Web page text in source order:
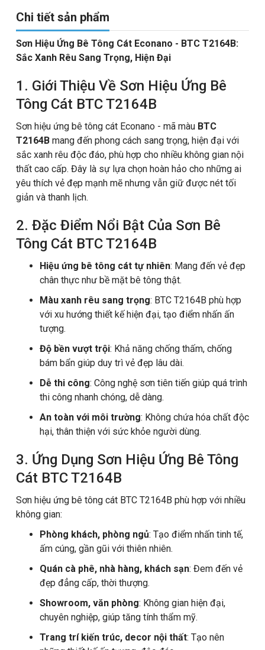
Chi tiết sản phẩm
Sơn Hiệu Ứng Bê Tông Cát Econano - BTC T2164B:
Sắc Xanh Rêu Sang Trọng, Hiện Đại
1. Giới Thiệu Về Sơn Hiệu Ứng Bê
Tông Cát BTC T2164B
Sơn hiệu ứng bê tông cát Econano - mã màu BTC
T2164B mang đến phong cách sang trọng, hiện đại với
sắc xanh rêu độc đáo, phù hợp cho nhiều không gian nội
thất cao cấp. Đây là sự lựa chọn hoàn hảo cho những ai
yêu thích vẻ đẹp mạnh mẽ nhưng vẫn giữ được nét tối
giản và thanh lịch.
2. Đặc Điểm Nổi Bật Của Sơn Bê
Tông Cát BTC T2164B
Hiệu ứng bê tông cát tự nhiên: Mang đến vẻ đẹp
chân thực như bề mặt bê tông thật.
Màu xanh rêu sang trọng: BTC T2164B phù hợp
với xu hướng thiết kế hiện đại, tạo điểm nhấn ấn
tượng.
Độ bền vượt trội: Khả năng chống thấm, chống
bám bẩn giúp duy trì vẻ đẹp lâu dài.
Dễ thi công: Công nghệ sơn tiên tiến giúp quá trình
thi công nhanh chóng, dễ dàng.
An toàn với môi trường: Không chứa hóa chất độc
hại, thân thiện với sức khỏe người dùng.
3. Ứng Dụng Sơn Hiệu Ứng Bê Tông
Cát BTC T2164B
Sơn hiệu ứng bê tông cát BTC T2164B phù hợp với nhiều
không gian:
Phòng khách, phòng ngủ: Tạo điểm nhấn tinh tế,
ấm cúng, gần gũi với thiên nhiên.
Quán cà phê, nhà hàng, khách sạn: Đem đến vẻ
đẹp đẳng cấp, thời thượng.
Showroom, văn phòng: Không gian hiện đại,
chuyên nghiệp, giúp tăng tính thẩm mỹ.
Trang trí kiến trúc, decor nội thất: Tạo nên